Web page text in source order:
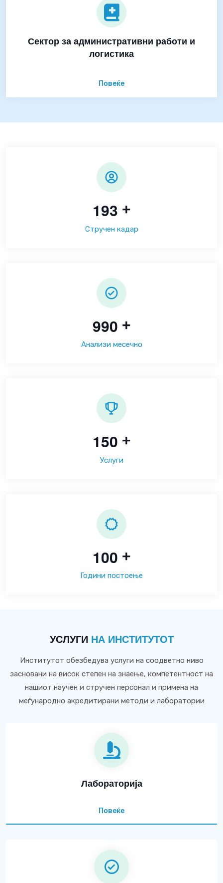
Сектор за административни работи и
логистика
Повеќе
193 +
Стручен кадар
990 +
Анализи месечно
150 +
Услуги
100 +
Години постоење
УСЛУГИ НА ИНСТИТУТОТ
Институтот обезбедува услуги на соодветно ниво
засновани на висок степен на знаење, компетентност на
нашиот научен и стручен персонал и примена на
меѓународно акредитирани методи и лаборатории
Лабораторија
Повеќе